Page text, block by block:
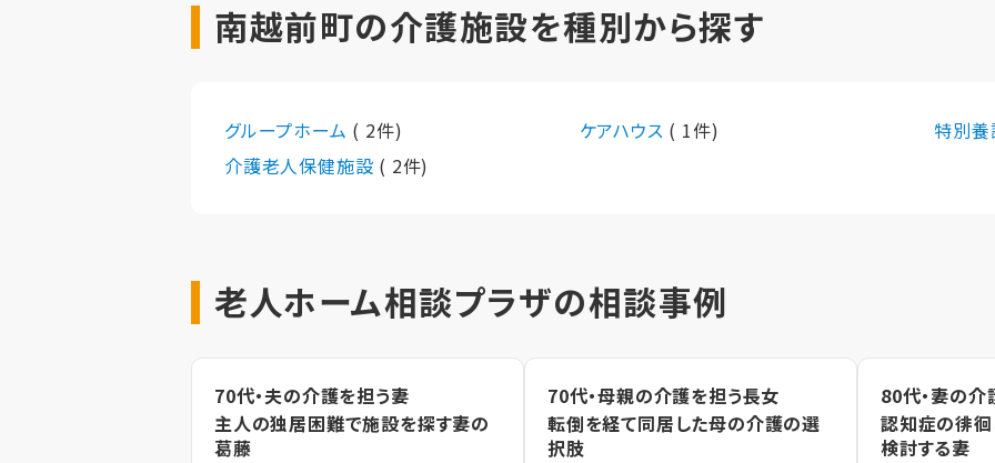
南越前町の介護施設を種別から探す
グループホーム ( 2件) ケアハウス ( 1件)
特別
介護老人保健施設 ( 2件)
老人ホーム相談プラザの相談事例
70代・夫の介護を担う妻
主人の独居困難で施設を探す妻の
葛藤
70代・母親の介護を担う長女
転倒を経て同居した母の介護の選
択肢
80代・妻の介
認知症の徘
検討する妻